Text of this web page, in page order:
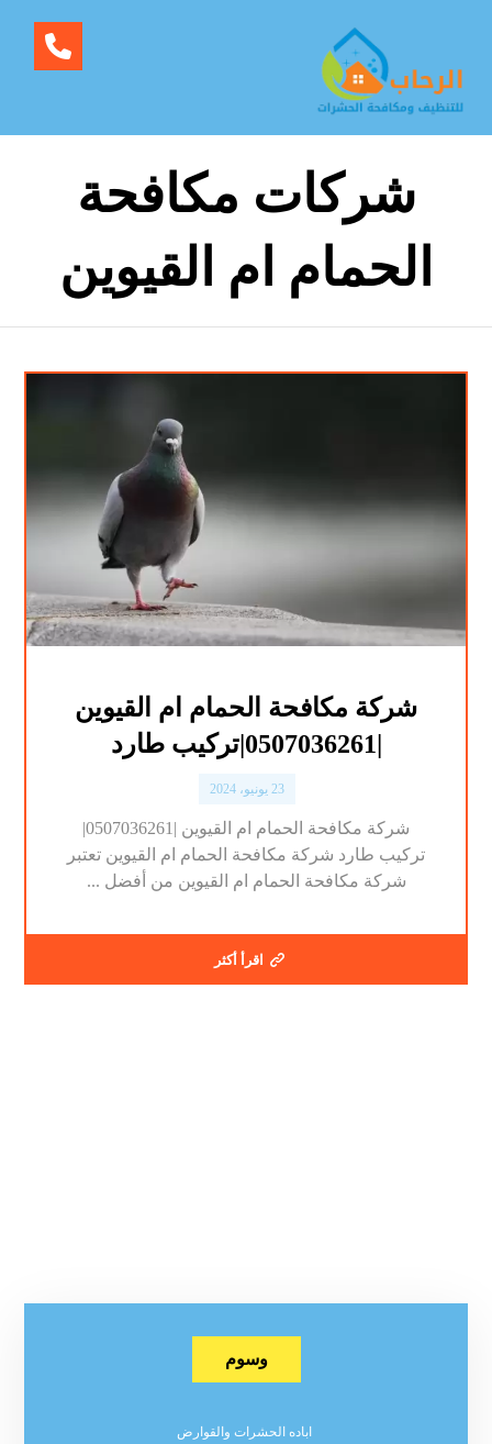
شركات مكافحة
الحمام ام القيوين
شركة مكافحة الحمام ام القيوين
23 يونيو، 2024
شركة مكافحة الحمام ام القيوين |0507036261|
تركيب طارد شركة مكافحة الحمام ام القيوين تعتبر
شركة مكافحة الحمام ام القيوين من أفضل ...
اقرأ أكثر
وسوم
اباده الحشرات والقوارض